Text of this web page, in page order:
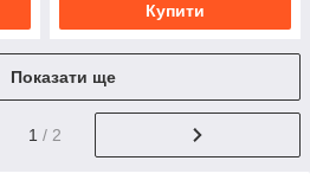
Купити
Показати ще
1 / 2